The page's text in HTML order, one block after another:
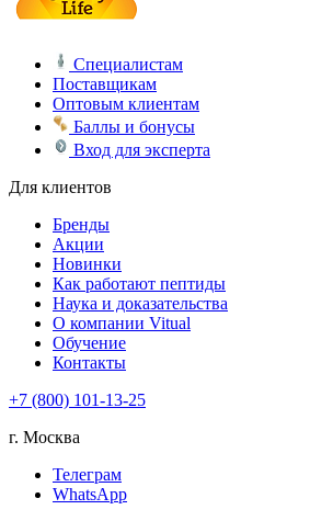
Специалистам
Поставщикам
Оптовым клиентам
Баллы и бонусы
Вход для эксперта
Для клиентов
Бренды
Акции
Новинки
Как работают пептиды
Наука и доказательства
О компании Vitual
Обучение
Контакты
+7 (800) 101-13-25
г. Москва
Телеграм
WhatsApp